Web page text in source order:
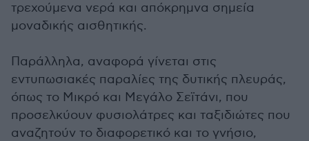
τρεχούμενα νερά και απόκρημνα σημεία
μοναδικής αισθητικής.
Παράλληλα, αναφορά γίνεται στις
εντυπωσιακές παραλίες της δυτικής πλευράς,
όπως το Μικρό και Μεγάλο Σεϊτάνι, που
προσελκύουν φυσιολάτρες και ταξιδιώτες που
αναζητούν το διαφορετικό και το γνήσιο,